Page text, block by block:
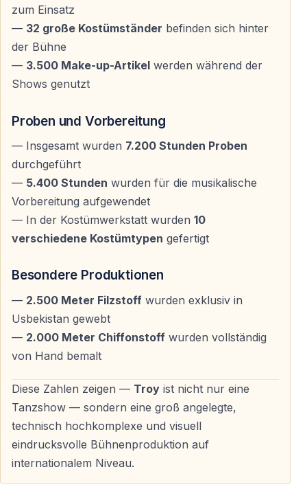
Transfer — Abholung und Rücktransfer von
Hotels in Antalya
Abhol- und Rücktransferservice von allen Hotels in
Antalya angeboten.
— Bequemer Transfer aus allen Hotelzonen in Antalya
— Keine eigene Anreiseplanung notwendig
— Entspannter und gut organisierter Kulturabend
Warum Troy von Antalya aus erleben?
Einzigartiges Kulturerlebnis
— Bühneninterpretation einer der berühmtesten
Weltgeschichte
Produktion auf internationalem Niveau
— Renommierte Qualität von Fire of Anatolia
— Live-Musik, ausdrucksstarker Tanz und visuelles
Storytelling
zum Einsatz
— 32 große Kostümständer befinden sich hinter
der Bühne
— 3.500 Make-up-Artikel werden während der
Shows genutzt
Proben und Vorbereitung
— Insgesamt wurden 7.200 Stunden Proben
durchgeführt
— 5.400 Stunden wurden für die musikalische
Vorbereitung aufgewendet
— In der Kostümwerkstatt wurden 10
verschiedene Kostümtypen gefertigt
Besondere Produktionen
— 2.500 Meter Filzstoff wurden exklusiv in
Usbekistan gewebt
— 2.000 Meter Chiffonstoff wurden vollständig
von Hand bemalt
Diese Zahlen zeigen — Troy ist nicht nur eine
Tanzshow — sondern eine groß angelegte,
technisch hochkomplexe und visuell
eindrucksvolle Bühnenproduktion auf
internationalem Niveau.